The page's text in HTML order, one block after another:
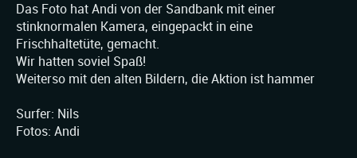
Das Foto hat Andi von der Sandbank mit einer
stinknormalen Kamera, eingepackt in eine
Frischhaltetüte, gemacht.
Wir hatten soviel Spaß!
Weiterso mit den alten Bildern, die Aktion ist hammer
Surfer: Nils
Fotos: Andi